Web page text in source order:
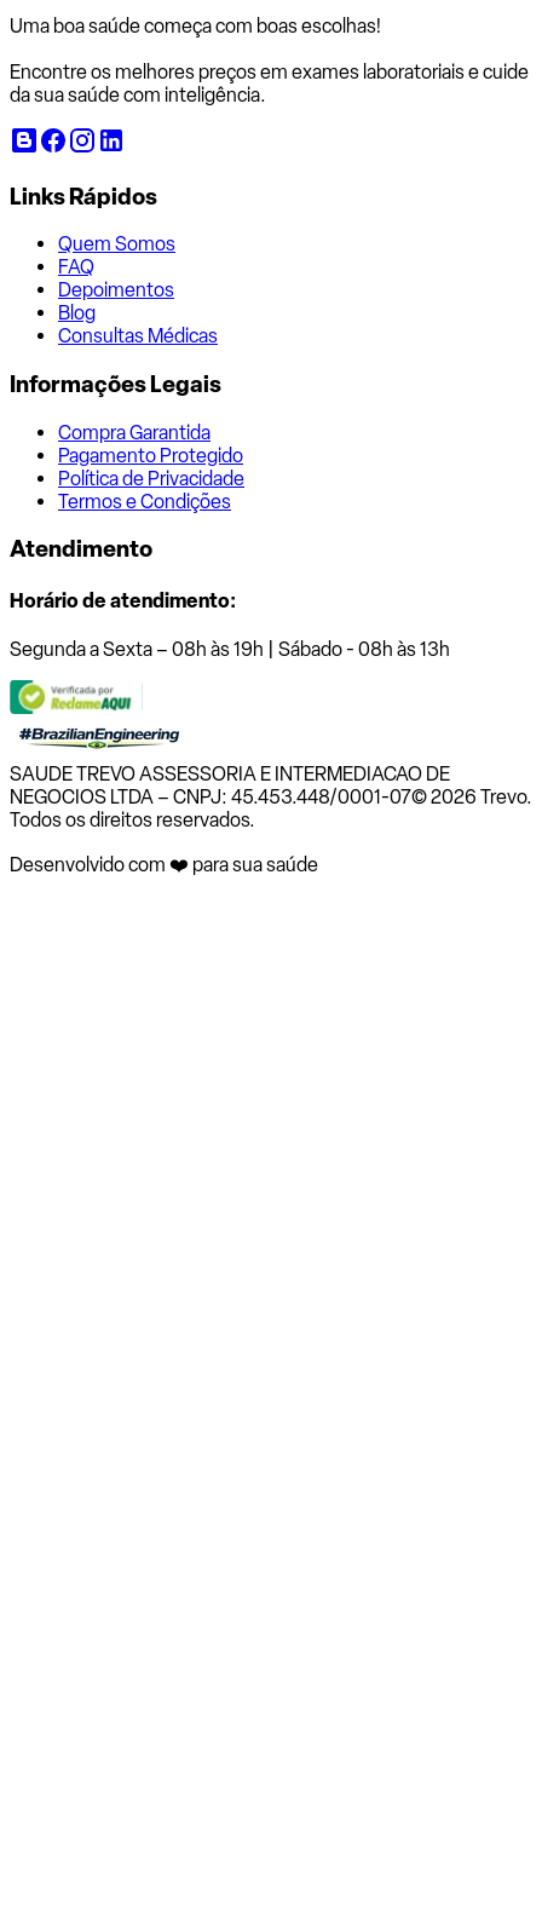
Uma boa saúde começa com boas escolhas!
Encontre os melhores preços em exames laboratoriais e cuide
da sua saúde com inteligência.
Links Rápidos
Quem Somos
FAQ
Depoimentos
Blog
Consultas Médicas
Informações Legais
Compra Garantida
Pagamento Protegido
Política de Privacidade
Termos e Condições
Atendimento
Horário de atendimento:
Segunda a Sexta – 08h às 19h | Sábado - 08h às 13h
SAUDE TREVO ASSESSORIA E INTERMEDIACAO DE
NEGOCIOS LTDA – CNPJ: 45.453.448/0001-07© 2026 Trevo.
Todos os direitos reservados.
Desenvolvido com ❤️ para sua saúde